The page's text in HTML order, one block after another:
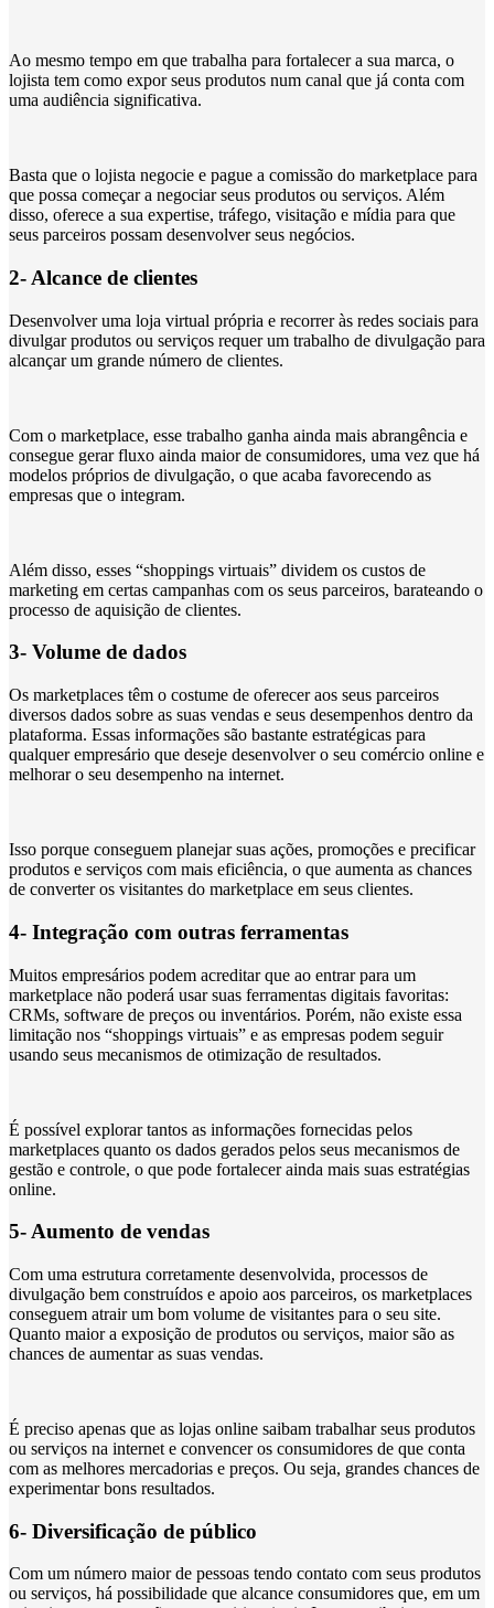
Ao mesmo tempo em que trabalha para fortalecer a sua marca, o
lojista tem como expor seus produtos num canal que já conta com
uma audiência significativa.
Basta que o lojista negocie e pague a comissão do marketplace para
que possa começar a negociar seus produtos ou serviços. Além
disso, oferece a sua expertise, tráfego, visitação e mídia para que
seus parceiros possam desenvolver seus negócios.
2- Alcance de clientes
Desenvolver uma loja virtual própria e recorrer às redes sociais para
divulgar produtos ou serviços requer um trabalho de divulgação para
alcançar um grande número de clientes.
Com o marketplace, esse trabalho ganha ainda mais abrangência e
consegue gerar fluxo ainda maior de consumidores, uma vez que há
modelos próprios de divulgação, o que acaba favorecendo as
empresas que o integram.
Além disso, esses “shoppings virtuais” dividem os custos de
marketing em certas campanhas com os seus parceiros, barateando o
processo de aquisição de clientes.
3- Volume de dados
Os marketplaces têm o costume de oferecer aos seus parceiros
diversos dados sobre as suas vendas e seus desempenhos dentro da
plataforma. Essas informações são bastante estratégicas para
qualquer empresário que deseje desenvolver o seu comércio online e
melhorar o seu desempenho na internet.
Isso porque conseguem planejar suas ações, promoções e precificar
produtos e serviços com mais eficiência, o que aumenta as chances
de converter os visitantes do marketplace em seus clientes.
4- Integração com outras ferramentas
Muitos empresários podem acreditar que ao entrar para um
marketplace não poderá usar suas ferramentas digitais favoritas:
CRMs, software de preços ou inventários. Porém, não existe essa
limitação nos “shoppings virtuais” e as empresas podem seguir
usando seus mecanismos de otimização de resultados.
É possível explorar tantos as informações fornecidas pelos
marketplaces quanto os dados gerados pelos seus mecanismos de
gestão e controle, o que pode fortalecer ainda mais suas estratégias
online.
5- Aumento de vendas
Com uma estrutura corretamente desenvolvida, processos de
divulgação bem construídos e apoio aos parceiros, os marketplaces
conseguem atrair um bom volume de visitantes para o seu site.
Quanto maior a exposição de produtos ou serviços, maior são as
chances de aumentar as suas vendas.
É preciso apenas que as lojas online saibam trabalhar seus produtos
ou serviços na internet e convencer os consumidores de que conta
com as melhores mercadorias e preços. Ou seja, grandes chances de
experimentar bons resultados.
6- Diversificação de público
Com um número maior de pessoas tendo contato com seus produtos
ou serviços, há possibilidade que alcance consumidores que, em um